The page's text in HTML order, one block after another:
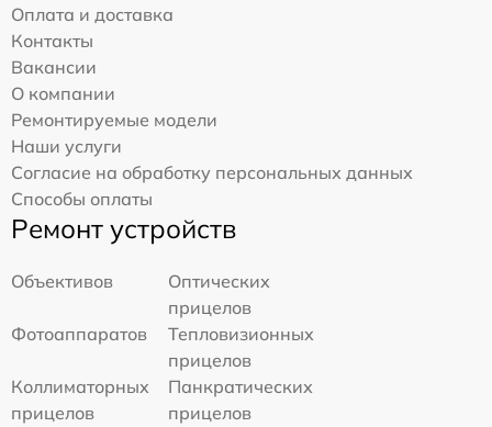
Оплата и доставка
Контакты
Вакансии
О компании
Ремонтируемые модели
Наши услуги
Согласие на обработку персональных данных
Способы оплаты
Ремонт устройств
Объективов
Оптических
прицелов
Фотоаппаратов
Тепловизионных
прицелов
Коллиматорных
прицелов
Панкратических
прицелов